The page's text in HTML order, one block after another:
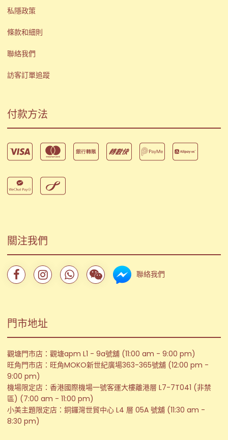
私隱政策
條款和細則
聯絡我們
訪客訂單追蹤
付款方法
關注我們
聯絡我們
門市地址
觀塘門市店：觀塘apm L1 - 9a號舖 (11:00 am - 9:00 pm)
旺角門市店：旺角MOKO新世紀廣場363-365號舖 (12:00 pm -
9:00 pm)
機場限定店：香港國際機場一號客運大樓離港層 L7-7T041 (非禁
區) (7:00 am - 11:00 pm)
小美主題限定店：銅鑼灣世貿中心 L4 層 05A 號舖 (11:30 am -
8:30 pm)